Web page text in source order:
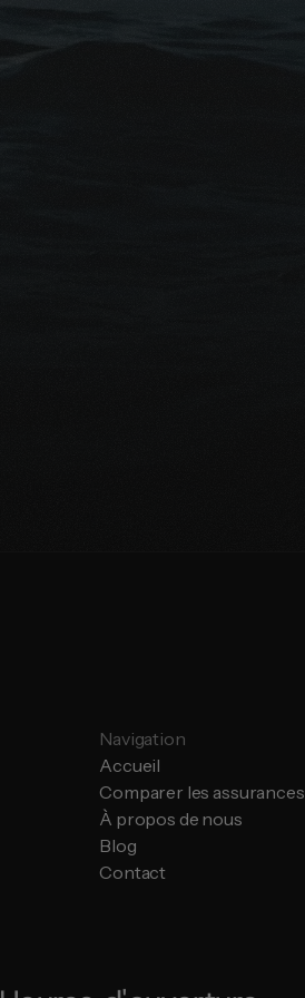
Navigation
Accueil
Comparer les assurances
À propos de nous
Blog
Contact